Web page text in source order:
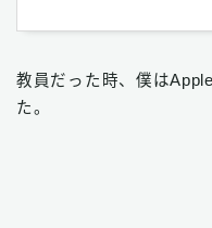
教員だった時、僕は
た。